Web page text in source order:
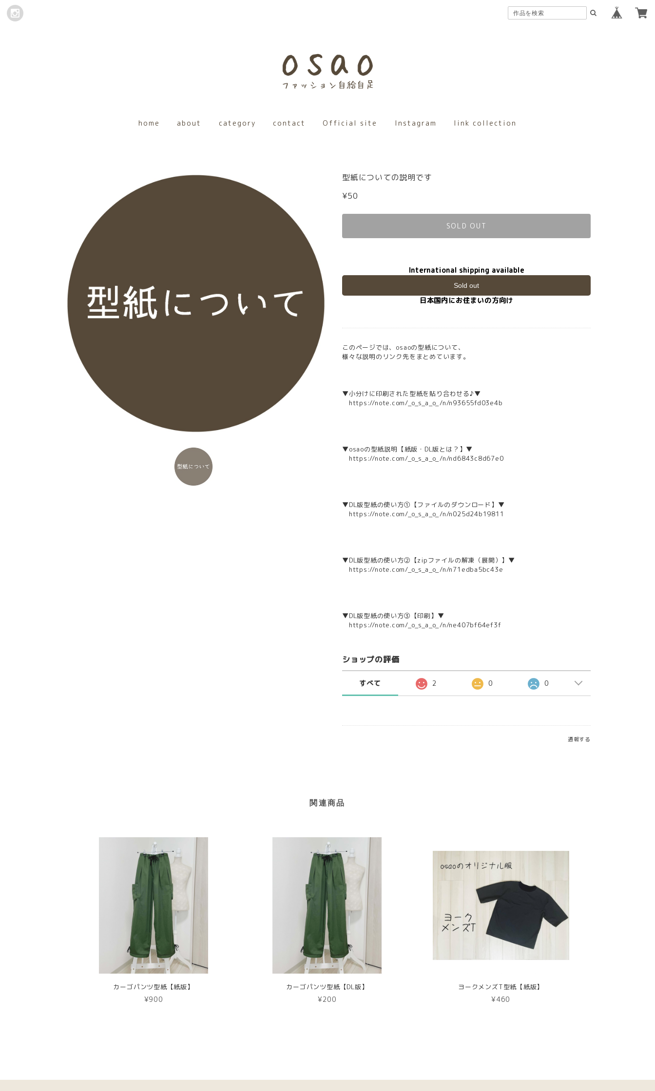
home about category contact Official site Instagram link collection
型紙についての説明です
¥50
SOLD OUT
International shipping available
Sold out
日本国内にお住まいの方向け
このページでは、osaoの型紙について、
様々な説明のリンク先をまとめています。
▼小分けに印刷された型紙を貼り合わせる♪▼
https://note.com/_o_s_a_o_/n/n93655fd03e4b
▼osaoの型紙説明【紙版・DL版とは？】▼
https://note.com/_o_s_a_o_/n/nd6843c8d67e0
▼DL版型紙の使い方①【ファイルのダウンロード】▼
https://note.com/_o_s_a_o_/n/n025d24b19811
▼DL版型紙の使い方②【zipファイルの解凍（展開）】▼
https://note.com/_o_s_a_o_/n/n71edba5bc43e
▼DL版型紙の使い方③【印刷】▼
https://note.com/_o_s_a_o_/n/ne407bf64ef3f
ショップの評価
すべて 2 0 0
通報する
関連商品
カーゴパンツ型紙【紙版】
¥900
カーゴパンツ型紙【DL版】
¥200
ヨークメンズT型紙【紙版】
¥460